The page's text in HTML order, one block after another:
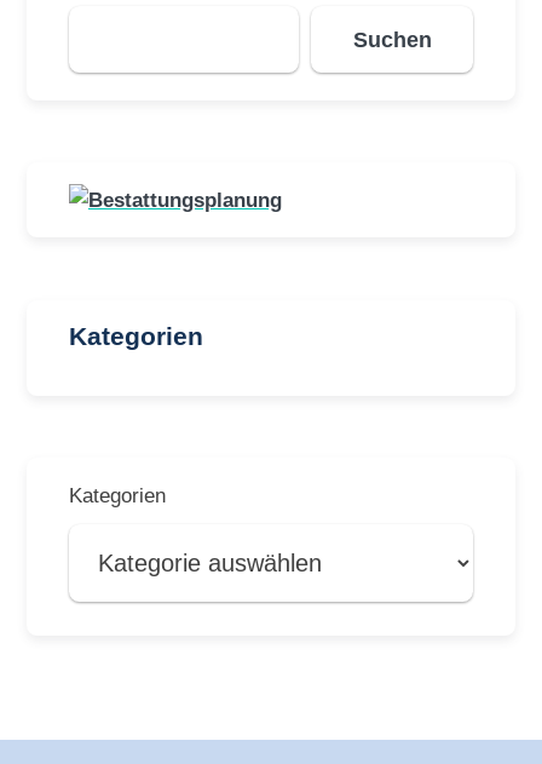
Suchen
Suchen
Kategorien
Kategorien